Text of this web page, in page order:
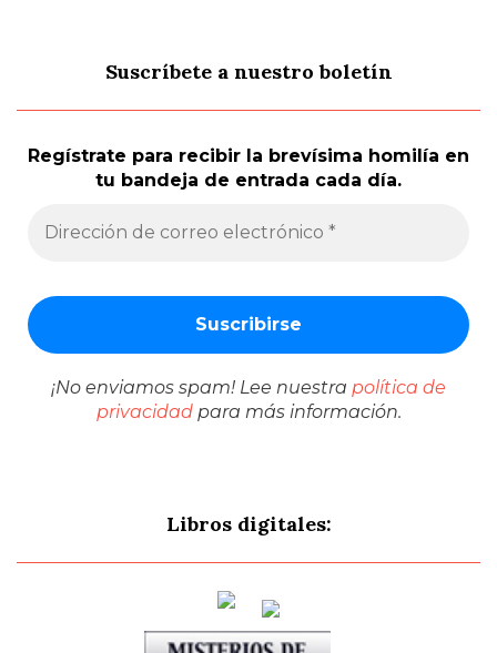
Suscríbete a nuestro boletín
Regístrate para recibir la brevísima homilía en
tu bandeja de entrada cada día.
¡No enviamos spam! Lee nuestra política de
privacidadpara más información.
Libros digitales: